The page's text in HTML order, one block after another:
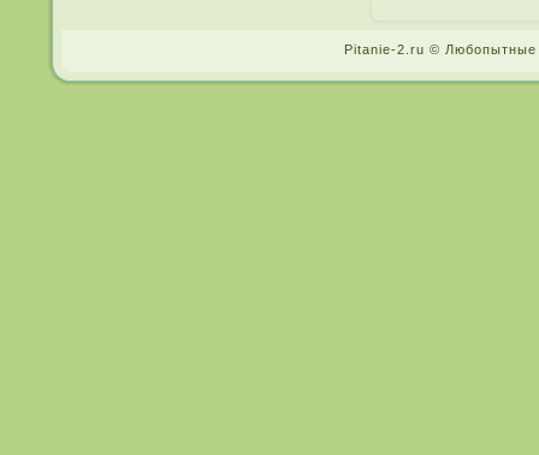
Pitanie-2.ru ©